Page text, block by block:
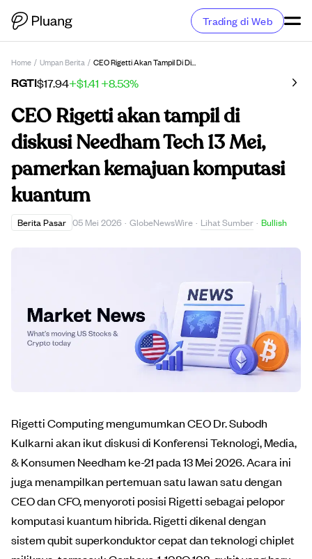
Trading di Web
Home / Umpan Berita / CEO Rigetti Akan Tampil Di Diskusi Needham Tech 13 Mei, Pamerkan Kemajuan Komputasi Kuantum
RGTI$17.94+$1.41 +8.53%
CEO Rigetti akan tampil di
diskusi Needham Tech 13 Mei,
pamerkan kemajuan komputasi
kuantum
Berita Pasar 05 Mei 2026 · GlobeNewsWire · Lihat Sumber · Bullish
Rigetti Computing mengumumkan CEO Dr. Subodh
Kulkarni akan ikut diskusi di Konferensi Teknologi, Media,
& Konsumen Needham ke-21 pada 13 Mei 2026. Acara ini
juga menampilkan pertemuan satu lawan satu dengan
CEO dan CFO, menyoroti posisi Rigetti sebagai pelopor
komputasi kuantum hibrida. Rigetti dikenal dengan
sistem qubit superkonduktor cepat dan teknologi chiplet